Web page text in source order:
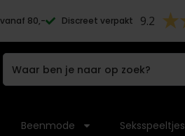
80,- Discreet verpakt 9.2
Beenmode Seksspeeltjes